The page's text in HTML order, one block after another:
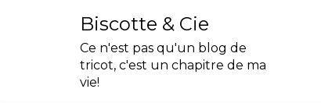
Biscotte & Cie
Ce n'est pas qu'un blog de
tricot, c'est un chapitre de ma
vie!